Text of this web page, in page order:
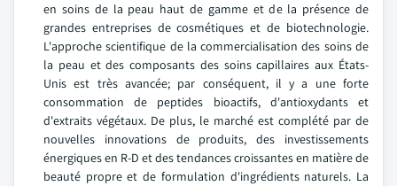
en soins de la peau haut de gamme et de la présence de
grandes entreprises de cosmétiques et de biotechnologie.
L'approche scientifique de la commercialisation des soins de
la peau et des composants des soins capillaires aux États-
Unis est très avancée; par conséquent, il y a une forte
consommation de peptides bioactifs, d'antioxydants et
d'extraits végétaux. De plus, le marché est complété par de
nouvelles innovations de produits, des investissements
énergiques en R-D et des tendances croissantes en matière de
beauté propre et de formulation d'ingrédients naturels. La